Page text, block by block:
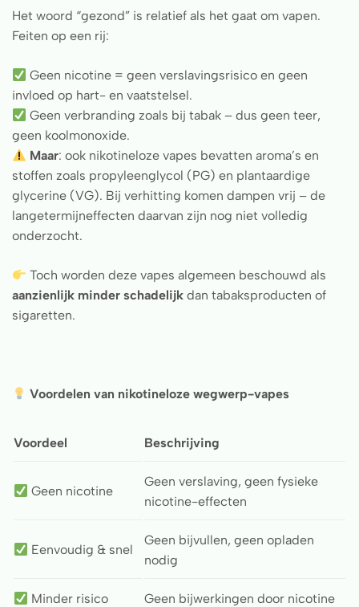
Het woord “gezond” is relatief als het gaat om vapen.
Feiten op een rij:
Geen nicotine = geen verslavingsrisico en geen
invloed op hart- en vaatstelsel.
Geen verbranding zoals bij tabak – dus geen teer,
geen koolmonoxide.
Maar: ook nikotineloze vapes bevatten aroma’s en
stoffen zoals propyleenglycol (PG) en plantaardige
glycerine (VG). Bij verhitting komen dampen vrij – de
langetermijneffecten daarvan zijn nog niet volledig
onderzocht.
Toch worden deze vapes algemeen beschouwd als
aanzienlijk minder schadelijk dan tabaksproducten of
sigaretten.
Voordelen van nikotineloze wegwerp-vapes
Voordeel Beschrijving
Geen nicotine
Geen verslaving, geen fysieke
nicotine-effecten
Eenvoudig & snel
Geen bijvullen, geen opladen
nodig
Minder risico Geen bijwerkingen door nicotine